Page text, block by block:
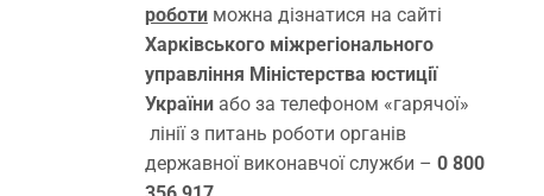
роботиможна дізнатися на сайті
Харківського міжрегіонального
управління Міністерства юстиції
України або за телефоном «гарячої»
лінії з питань роботи органів
державної виконавчої служби – 0 800